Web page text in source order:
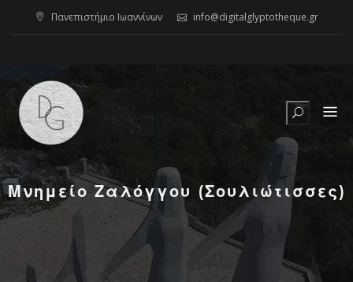
Πανεπιστήμιο Ιωαννίνων info@digitalglyptotheque.gr
Μνημείο Ζαλόγγου (Σουλιώτισσες)